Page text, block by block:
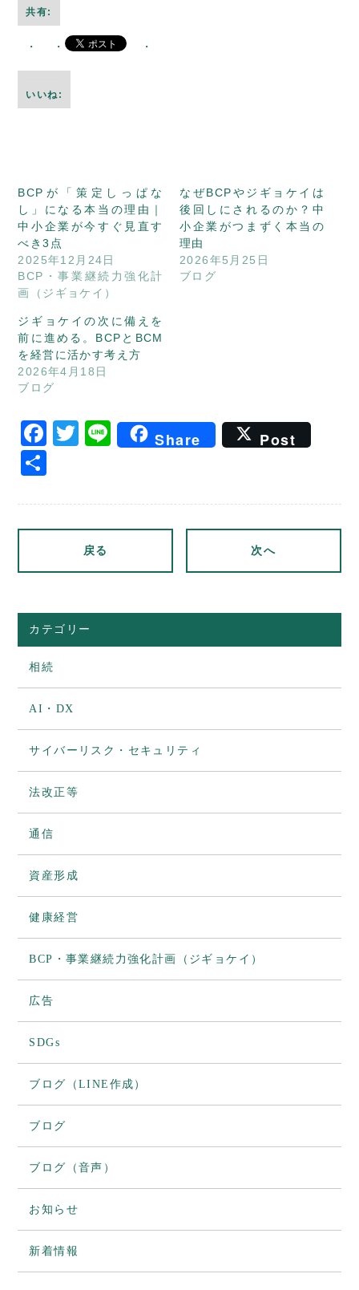
共有:
いいね:
BCPが「策定しっぱな
し」になる本当の理由｜
中小企業が今すぐ見直す
べき3点
2025年12月24日
BCP・事業継続力強化計
画（ジギョケイ）
なぜBCPやジギョケイは
後回しにされるのか？中
小企業がつまずく本当の
理由
2026年5月25日
ブログ
ジギョケイの次に備えを
前に進める。BCPとBCM
を経営に活かす考え方
2026年4月18日
ブログ
Facebook
Twitter
LineShare Post
戻る 次へ
カテゴリー
相続
AI・DX
サイバーリスク・セキュリティ
法改正等
通信
資産形成
健康経営
BCP・事業継続力強化計画（ジギョケイ）
広告
SDGs
ブログ（LINE作成）
ブログ
ブログ（音声）
お知らせ
新着情報